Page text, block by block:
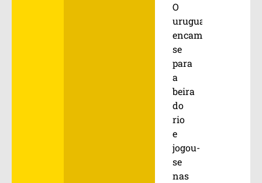
O
uruguaio
encaminhou-
se
para
a
beira
do
rio
e
jogou-
se
nas